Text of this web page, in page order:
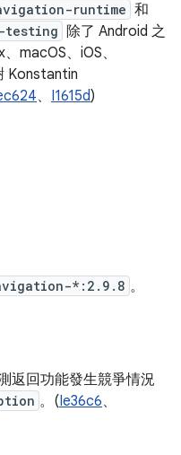
runtime 和
testing
除了 Android 之
macOS、iOS、
Konstantin
、 I1615d)
*:2.9.8 。
返回功能發生競爭情況
。(Ie36c6、